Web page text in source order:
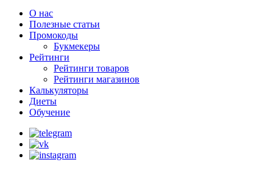
О нас
Полезные статьи
Промокоды
Букмекеры
Рейтинги
Рейтинги товаров
Рейтинги магазинов
Калькуляторы
Диеты
Обучение